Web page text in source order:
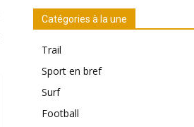
Catégories à la une
Trail
Sport en bref
Surf
Football